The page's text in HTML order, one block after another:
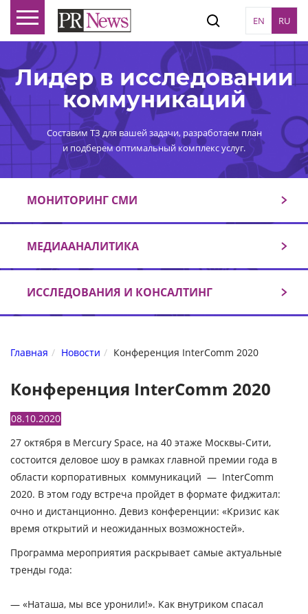
EN RU
Лидер в исследовании
коммуникаций
Составим ТЗ для вашей задачи, разработаем план
и подберем оптимальный комплекс услуг.
МОНИТОРИНГ СМИ
МЕДИААНАЛИТИКА
ИССЛЕДОВАНИЯ И КОНСАЛТИНГ
Главная Новости Конференция InterComm 2020
Конференция InterComm 2020
08.10.2020
27 октября в Mercury Space, на 40 этаже Москвы-Сити,
состоится деловое шоу в рамках главной премии года в
области корпоративных коммуникаций — InterComm
2020. В этом году встреча пройдет в формате фиджитал:
очно и дистанционно. Девиз конференции: «Кризис как
время открытий и неожиданных возможностей».
Программа мероприятия раскрывает самые актуальные
тренды года:
— «Наташа, мы все уронили!». Как внутриком спасал